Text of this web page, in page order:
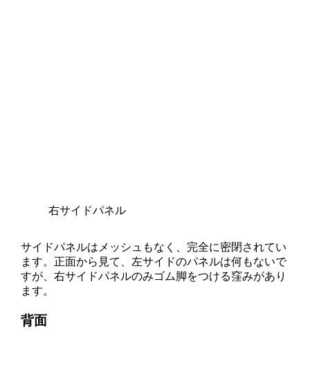
右サイドパネル
サイドパネルはメッシュもなく、完全に密閉されてい
ます。正面から見て、左サイドのパネルは何もないで
すが、右サイドパネルのみゴム脚をつける窪みがあり
ます。
背面